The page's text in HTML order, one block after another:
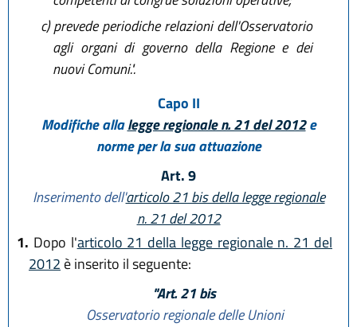
c)prevede periodiche relazioni dell'Osservatorio
agli organi di governo della Regione e dei
nuovi Comuni.".
Capo II
Modifiche allalegge regionale n. 21 del 2012e
norme per la sua attuazione
Art. 9
Inserimento dell'articolo 21 bis della legge regionale
n. 21 del 2012
1. Dopo l'articolo 21 della legge regionale n. 21 del
2012 è inserito il seguente:
"Art. 21 bis
Osservatorio regionale delle Unioni